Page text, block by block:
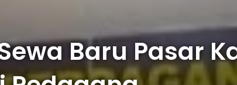
Baru Pasar